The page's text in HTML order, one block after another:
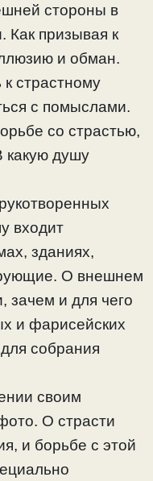
стороны в
Как призывая к
и обман.
страстному
с помыслами.
со страстью,
какую душу
входит
зданиях,
О внешнем
зачем и для чего
и фарисейских
собрания
своим
О страсти
и борьбе с этой